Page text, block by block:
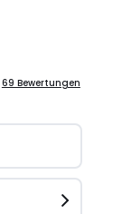
69 Bewertungen